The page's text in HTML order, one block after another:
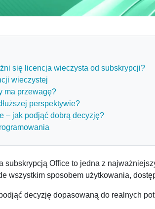
się licencja wieczysta od subskrypcji?
wieczystej
ma przewagę?
perspektywie?
– jak podjąć dobrą decyzję?
subskrypcją Office to jedna z
wszystkim sposobem użytkowania,
decyzję dopasowaną do realnych